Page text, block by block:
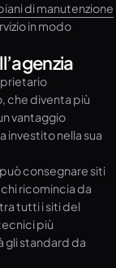
di manutenzione
in modo
che diventa più
vantaggio
investito nella sua
consegnare siti
ricomincia da
tutti i siti del
più
gli standard da